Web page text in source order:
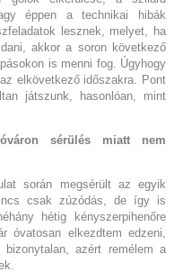
éppen a technikai hibák
lesznek, melyet, ha
akkor a soron következő
is menni fog. Úgyhogy
elkövetkező időszakra. Pont
játszunk, hasonlóan, mint
sérülés miatt nem
során megsérült az egyik
csak zúzódás, de így is
hétig kényszerpihenőre
elkezdtem edzeni,
azért remélem a